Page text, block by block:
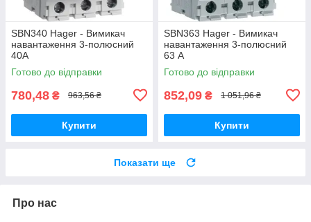
SBN340 Hager - Вимикач
навантаження 3-полюсний
40А
Готово до відправки
780,48 ₴ 963,56 ₴
Купити
SBN363 Hager - Вимикач
навантаження 3-полюсний
63 А
Готово до відправки
852,09 ₴ 1 051,96 ₴
Купити
Показати ще
Про нас